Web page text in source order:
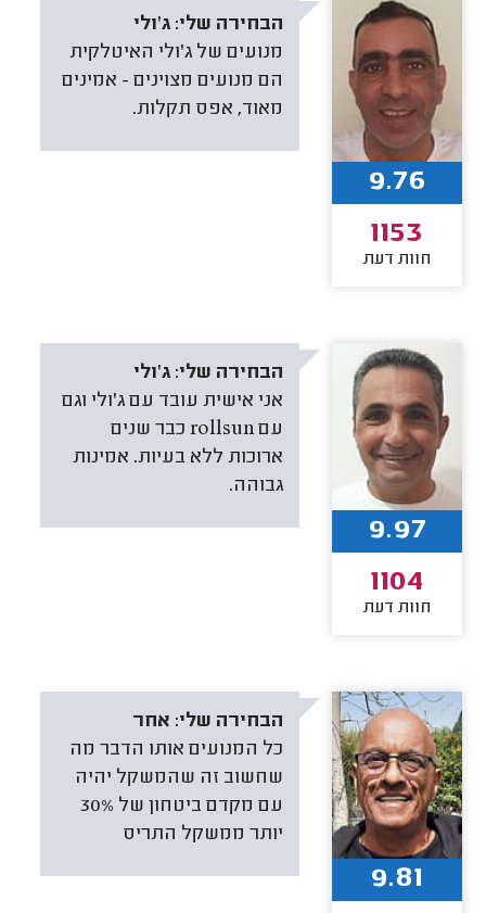
הבחירה שלי: ג'ולי
מנועים של ג'ולי האיטלקית
הם מנועים מצוינים - אמינים
מאוד, אפס תקלות.
9.76
1153
חוות דעת
הבחירה שלי: ג'ולי
אני אישית עובד עם ג'ולי וגם
עם rollsun כבר שנים
ארוכות ללא בעיות. אמינות
גבוהה.
9.97
1104
חוות דעת
הבחירה שלי: אחר
כל המנועים אותו הדבר מה
שחשוב זה שהמשקל יהיה
עם מקדם ביטחון של 30%
יותר ממשקל התריס
9.81